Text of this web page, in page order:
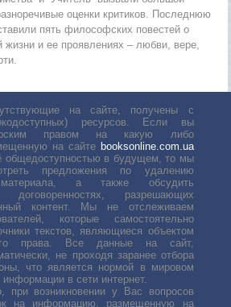
оценки критиков. Последнюю
пять философских повестей о
жизни и ее проявлениях – любви, вере,
на сайте, получены с
ресурсов. Если вы
правом на какую либо
на сайте booksonline.com.ua
общедоступностью в будущем, то мы
предложения по удалению
материала, а также обсудить
разрешающих
контент. Мы не отслеживаем
которые самостоятельно
текстов, являющиеся объектом
права. Все данные на сайт,
не проходя заранее отбора
что является нормой в мировом
в сети интернет.
при возникновении у Вас вопросов
на информацию, размещенную на